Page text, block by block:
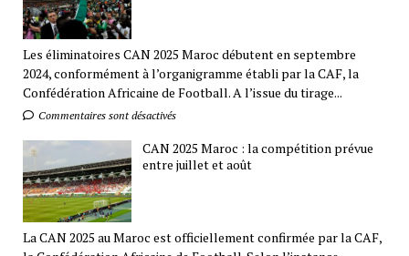
Les éliminatoires CAN 2025 Maroc débutent en septembre
2024, conformément à l’organigramme établi par la CAF, la
Confédération Africaine de Football. A l’issue du tirage...
Commentaires sont désactivés
CAN 2025 Maroc : la compétition prévue
entre juillet et août
La CAN 2025 au Maroc est officiellement confirmée par la CAF,